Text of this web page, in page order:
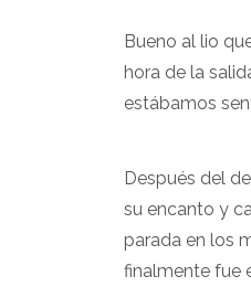
Bueno al lio
hora de la
estábamos
Después del
su encanto y
parada en los
finalmente fue